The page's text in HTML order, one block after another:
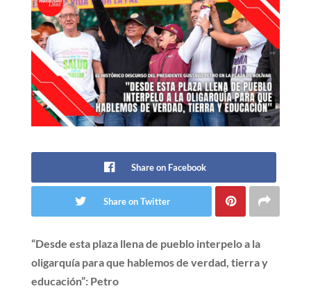
Share on Facebook
Share on Twitter
“Desde esta plaza llena de pueblo interpelo a la
oligarquía para que hablemos de verdad, tierra y
educación”: Petro